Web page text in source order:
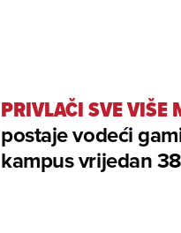
PRIVLAČI SVE VIŠE
postaje vodeći
kampus vrijedan